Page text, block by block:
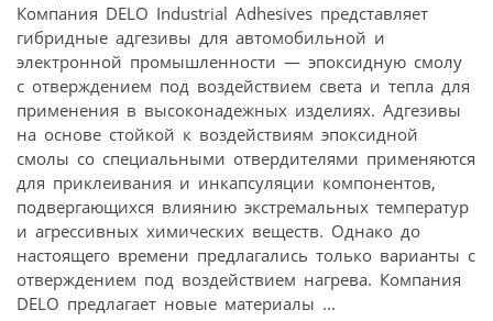
Компания DELO Industrial Adhesives представляет
гибридные адгезивы для автомобильной и
электронной промышленности — эпоксидную смолу
с отверждением под воздействием света и тепла для
применения в высоконадежных изделиях. Адгезивы
на основе стойкой к воздействиям эпоксидной
смолы со специальными отвердителями применяются
для приклеивания и инкапсуляции компонентов,
подвергающихся влиянию экстремальных температур
и агрессивных химических веществ. Однако до
настоящего времени предлагались только варианты с
отверждением под воздействием нагрева. Компания
DELO предлагает новые материалы ...